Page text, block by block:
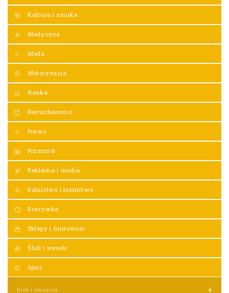
Kultura i sztuka
Medycyna
Moda
Motoryzacja
Nauka
Nieruchomości
Prawo
Przemysł
Reklama i media
Rolnictwo i leśnictwo
Rozrywka
Sklepy i hurtownie
Ślub i wesele
Sport
Broń i amunicja 0